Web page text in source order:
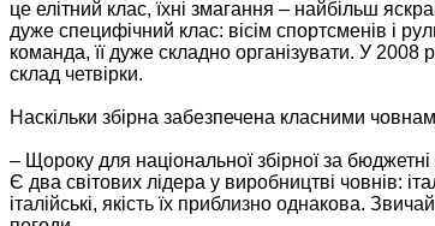
це елітний клас, їхні змагання – найбільш
дуже специфічний клас: вісім спортсменів і
команда, її дуже складно організувати. У
склад четвірки.
Наскільки збірна забезпечена класними
– Щороку для національної збірної за
Є два світових лідера у виробництві човнів:
італійські, якість їх приблизно однакова.